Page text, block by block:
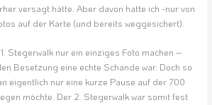
versagt hätte. Aber davon hatte ich -nur von
auf der Karte (und bereits weggesichert).
Stegerwalk nur ein einziges Foto machen –
Besetzung eine echte Schande war. Doch so
eigentlich nur eine kurze Pause auf der 700
möchte. Der 2. Stegerwalk war somit fest